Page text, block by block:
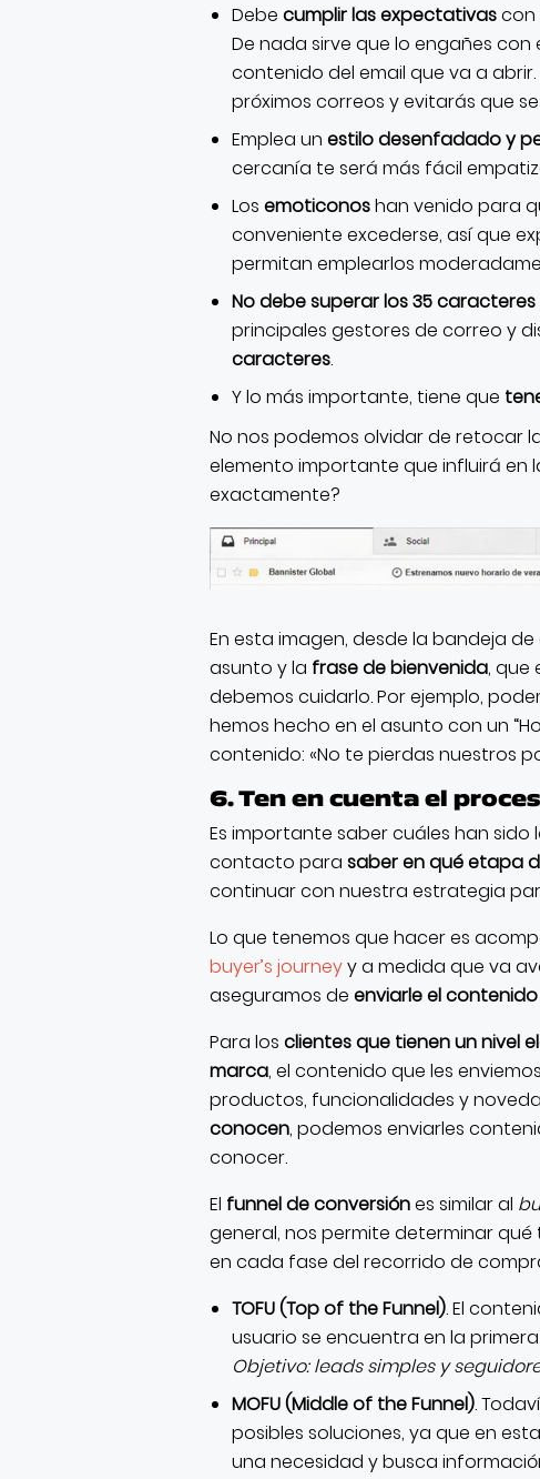
Debe cumplir las expectativascon
De nada sirve que lo engañes
contenido del email que va a
próximos correos y evitarás que
Emplea un estilo desenfadado y
cercanía te será más fácil
Los emoticonoshan venido para
conveniente excederse, así que
permitan emplearlos
No debe superar los 35 caracteres
principales gestores de correo y
caracteres.
Y lo más importante, tiene que
No nos podemos olvidar de retocar
elemento importante que influirá en
exactamente?
En esta imagen, desde la bandeja
asunto y la frase de bienvenida, que
debemos cuidarlo. Por ejemplo,
hemos hecho en el asunto con un
contenido: «No te pierdas nuestros
6. Ten en cuenta el
Es importante saber cuáles han
contacto para saber en qué etapa
continuar con nuestra estrategia
Lo que tenemos que hacer es
buyer’s journeyy a medida que va
aseguramos de enviarle el
Para los clientes que tienen un nivel
marca, el contenido que les
productos, funcionalidades y
conocen, podemos enviarles
conocer.
El funnel de conversiónes similar al
general, nos permite determinar
en cada fase del recorrido de
TOFU (Top of the Funnel). El
usuario se encuentra en la
Objetivo: leads simples y
MOFU (Middle of the Funnel).
posibles soluciones, ya que en
una necesidad y busca